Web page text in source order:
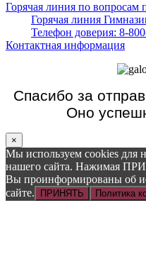
Горячая линия по вопросам
Горячая линия
Телефон доверия: 8-
Контактная информация
Спасибо за
Оно
×
Мы используем cookies для
нашего сайта. Нажимая
Вы проинформированы об
сайте.
ПРИНЯТЬ Политика